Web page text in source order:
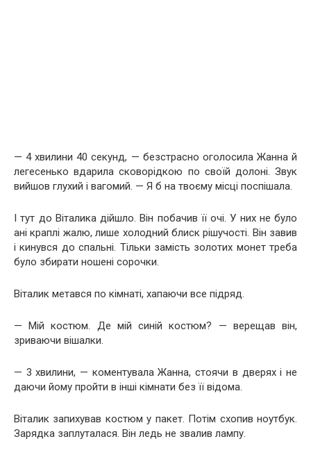
— 4 хвилини 40 секунд, — безстрасно оголосила Жанна й
легесенько вдарила сковорідкою по своїй долоні. Звук
вийшов глухий і вагомий. — Я б на твоєму місці поспішала.
І тут до Віталика дійшло. Він побачив її очі. У них не було
ані краплі жалю, лише холодний блиск рішучості. Він завив
і кинувся до спальні. Тільки замість золотих монет треба
було збирати ношені сорочки.
Віталик метався по кімнаті, хапаючи все підряд.
— Мій костюм. Де мій синій костюм? — верещав він,
зриваючи вішалки.
— 3 хвилини, — коментувала Жанна, стоячи в дверях і не
даючи йому пройти в інші кімнати без її відома.
Віталик запихував костюм у пакет. Потім схопив ноутбук.
Зарядка заплуталася. Він ледь не звалив лампу.